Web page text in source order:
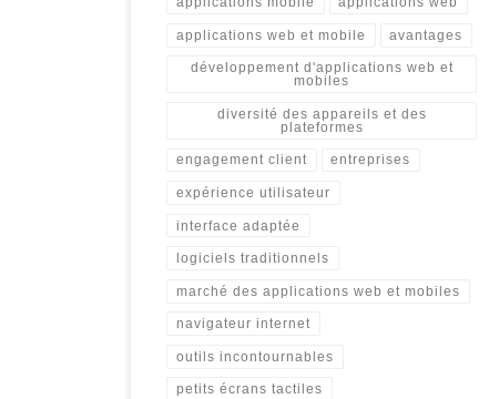
applications web et mobile avantages
développement d'applications web et
mobiles
diversité des appareils et des
plateformes
engagement client entreprises
expérience utilisateur
interface adaptée
logiciels traditionnels
marché des applications web et mobiles
navigateur internet
outils incontournables
petits écrans tactiles